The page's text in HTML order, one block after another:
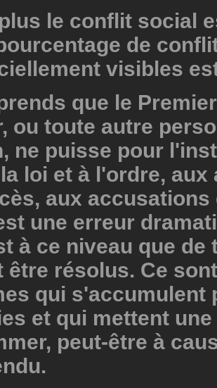
le conflit social
de
visibles
que le
ou toute autre
ne puisse pour
loi et à l'ordre,
aux accusations
une erreur
à ce niveau que de
être résolus. Ce
qui s'accumulent
et qui mettent
peut-être à